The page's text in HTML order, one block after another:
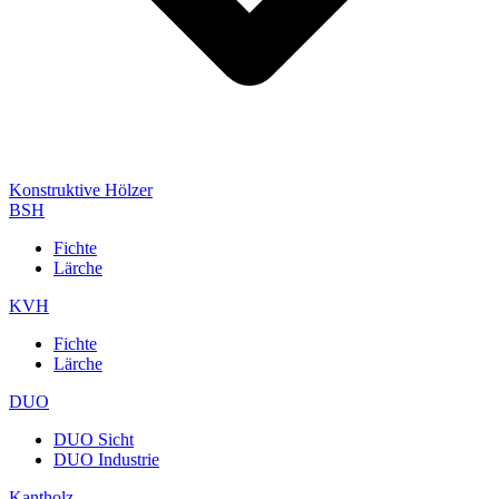
Konstruktive Hölzer
BSH
Fichte
Lärche
KVH
Fichte
Lärche
DUO
DUO Sicht
DUO Industrie